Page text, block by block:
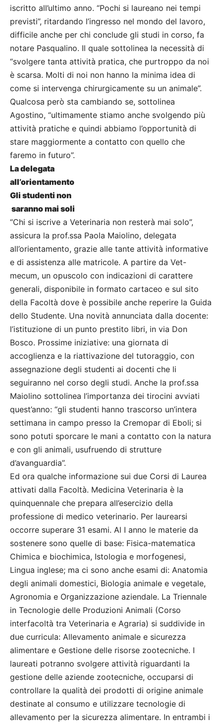
iscritto all’ultimo anno. “Pochi si laureano nei tempi
previsti”, ritardando l’ingresso nel mondo del lavoro,
difficile anche per chi conclude gli studi in corso, fa
notare Pasqualino. Il quale sottolinea la necessità di
“svolgere tanta attività pratica, che purtroppo da noi
è scarsa. Molti di noi non hanno la minima idea di
come si intervenga chirurgicamente su un animale”.
Qualcosa però sta cambiando se, sottolinea
Agostino, “ultimamente stiamo anche svolgendo più
attività pratiche e quindi abbiamo l’opportunità di
stare maggiormente a contatto con quello che
faremo in futuro”.
La delegata
all’orientamento
Gli studenti non
saranno mai soli
“Chi si iscrive a Veterinaria non resterà mai solo”,
assicura la prof.ssa Paola Maiolino, delegata
all’orientamento, grazie alle tante attività informative
e di assistenza alle matricole. A partire da Vet-
mecum, un opuscolo con indicazioni di carattere
generali, disponibile in formato cartaceo e sul sito
della Facoltà dove è possibile anche reperire la Guida
dello Studente. Una novità annunciata dalla docente:
l’istituzione di un punto prestito libri, in via Don
Bosco. Prossime iniziative: una giornata di
accoglienza e la riattivazione del tutoraggio, con
assegnazione degli studenti ai docenti che li
seguiranno nel corso degli studi. Anche la prof.ssa
Maiolino sottolinea l’importanza dei tirocini avviati
quest’anno: “gli studenti hanno trascorso un’intera
settimana in campo presso la Cremopar di Eboli; si
sono potuti sporcare le mani a contatto con la natura
e con gli animali, usufruendo di strutture
d’avanguardia”.
Ed ora qualche informazione sui due Corsi di Laurea
attivati dalla Facoltà. Medicina Veterinaria è la
quinquennale che prepara all’esercizio della
professione di medico veterinario. Per laurearsi
occorre superare 31 esami. Al I anno le materie da
sostenere sono quelle di base: Fisica-matematica
Chimica e biochimica, Istologia e morfogenesi,
Lingua inglese; ma ci sono anche esami di: Anatomia
degli animali domestici, Biologia animale e vegetale,
Agronomia e Organizzazione aziendale. La Triennale
in Tecnologie delle Produzioni Animali (Corso
interfacoltà tra Veterinaria e Agraria) si suddivide in
due curricula: Allevamento animale e sicurezza
alimentare e Gestione delle risorse zootecniche. I
laureati potranno svolgere attività riguardanti la
gestione delle aziende zootecniche, occuparsi di
controllare la qualità dei prodotti di origine animale
destinate al consumo e utilizzare tecnologie di
allevamento per la sicurezza alimentare. In entrambi i